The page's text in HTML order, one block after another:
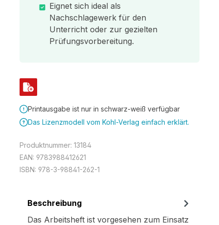
Eignet sich ideal als
Nachschlagewerk für den
Unterricht oder zur gezielten
Prüfungsvorbereitung.
Printausgabe ist nur in schwarz-weiß verfügbar
Das Lizenzmodell vom Kohl-Verlag einfach erklärt.
Produktnummer: 13184
EAN: 9783988412621
ISBN: 978-3-98841-262-1
Beschreibung
Das Arbeitsheft ist vorgesehen zum Einsatz